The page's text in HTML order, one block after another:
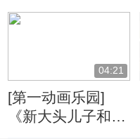
04:21
[第一动画乐园]
《新大头儿子和小